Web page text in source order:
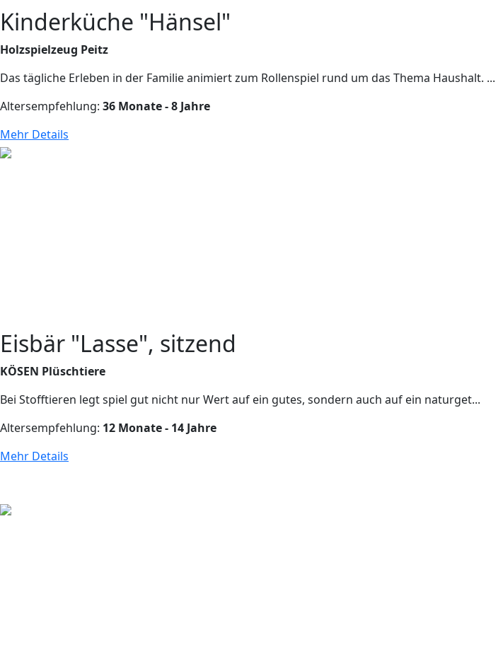
Kinderküche "Hänsel"
Holzspielzeug Peitz
Das tägliche Erleben in der Familie animiert zum Rollenspiel rund um das Thema Haushalt. ...
Altersempfehlung: 36 Monate - 8 Jahre
Mehr Details
Eisbär "Lasse", sitzend
KÖSEN Plüschtiere
Bei Stofftieren legt spiel gut nicht nur Wert auf ein gutes, sondern auch auf ein naturget...
Altersempfehlung: 12 Monate - 14 Jahre
Mehr Details